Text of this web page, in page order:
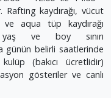
kaydırağı, vücut
ve aqua tüp kaydırağı
yaş ve boy sınırı
günün belirli saatlerinde
(bakıcı ücretlidir)
gösteriler ve canlı